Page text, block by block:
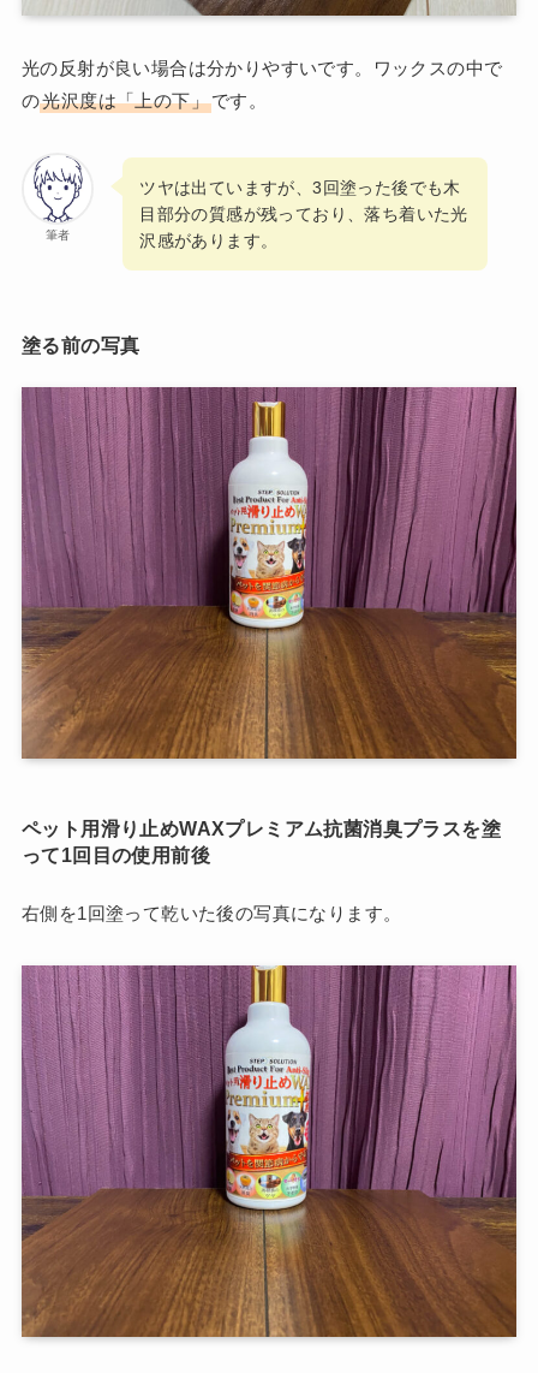
光の反射が良い場合は分かりやすいです。ワックスの中で
の光沢度は「上の下」です。
筆者
ツヤは出ていますが、3回塗った後でも木
目部分の質感が残っており、落ち着いた光
沢感があります。
塗る前の写真
ペット用滑り止めWAXプレミアム抗菌消臭プラスを塗
って1回目の使用前後
右側を1回塗って乾いた後の写真になります。